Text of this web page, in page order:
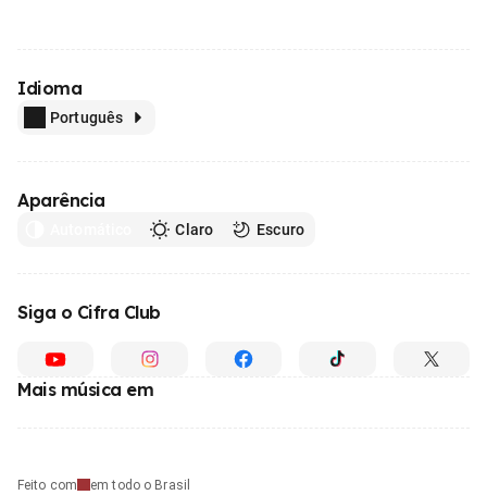
Idioma
Português
Aparência
Claro Escuro
Siga o Cifra Club
Mais música em
Feito com em todo o Brasil